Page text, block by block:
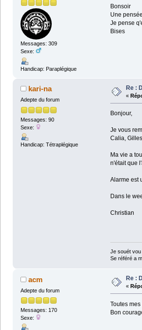
Messages: 309
Sexe:
Handicap: Paraplégique
Bonsoir
Une
Je pense
Bises
kari-na
Adepte du forum
Messages: 90
Sexe:
Handicap: Tétraplégique
Re :
«
Bonjour,
Je vous
Calia,
Ma vie a
n'était que
Alarme est
Dans le
Christian
Je souét vou
Se référé a
acm
Adepte du forum
Messages: 170
Sexe:
Re :
«
Toutes
Bon